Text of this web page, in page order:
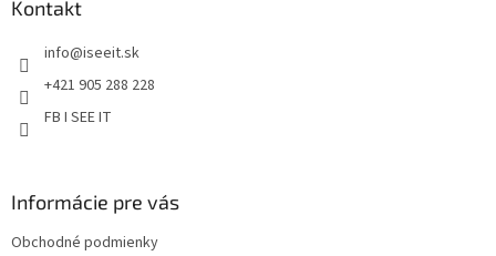
Kontakt
info@iseeit.sk
+421 905 288 228
FB I SEE IT
Informácie pre vás
Obchodné podmienky